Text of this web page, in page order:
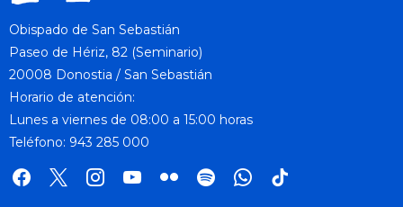
Obispado de San Sebastián
Paseo de Hériz, 82 (Seminario)
20008 Donostia / San Sebastián
Horario de atención:
Lunes a viernes de 08:00 a 15:00 horas
Teléfono: 943 285 000
facebook
x instagramyoutube
flickr spotifywhatsapp
tik